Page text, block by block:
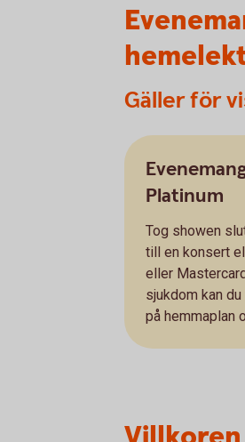
Gäller för
Platinum
Tog showen
till en konsert
eller
sjukdom kan
på hemmaplan